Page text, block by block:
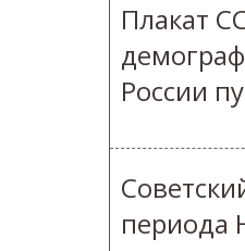
Плакат
России
периода